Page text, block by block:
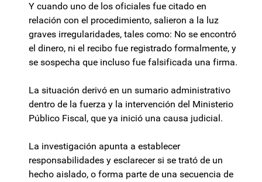
Y cuando uno de los oficiales fue citado en
relación con el procedimiento, salieron a la luz
graves irregularidades, tales como: No se encontró
el dinero, ni el recibo fue registrado formalmente, y
se sospecha que incluso fue falsificada una firma.
La situación derivó en un sumario administrativo
dentro de la fuerza y la intervención del Ministerio
Público Fiscal, que ya inició una causa judicial.
La investigación apunta a establecer
responsabilidades y esclarecer si se trató de un
hecho aislado, o forma parte de una secuencia de